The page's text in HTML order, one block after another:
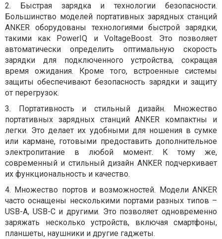
2.
Быстрая зарядка и технологии безопасности.
Большинство моделей портативных зарядных станций
ANKER оборудованы технологиями быстрой зарядки,
такими как PowerIQ и VoltageBoost. Это позволяет
автоматически определить оптимальную скорость
зарядки для подключенного устройства, сокращая
время ожидания. Кроме того, встроенные системы
защиты обеспечивают безопасность зарядки и защиту
от перегрузок.
3.
Портативность и стильный дизайн. Множество
портативных зарядных станций ANKER компактны и
легки. Это делает их удобными для ношения в сумке
или кармане, готовыми предоставить дополнительное
электропитание в любой момент. К тому же,
современный и стильный дизайн ANKER подчеркивает
их функциональность и качество.
4. Множество портов и возможностей. Модели ANKER
часто оснащены несколькими портами разных типов –
USB-A, USB-C и другими. Это позволяет одновременно
заряжать несколько устройств, включая смартфоны,
планшеты, наушники и другие гаджеты.